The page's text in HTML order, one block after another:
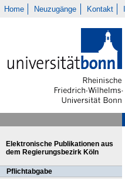
Home Neuzugänge Kontakt
Elektronische Publikationen aus
dem Regierungsbezirk Köln
Pflichtabgabe